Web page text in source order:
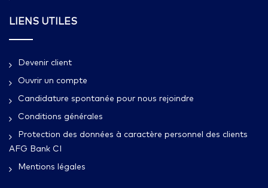
LIENS UTILES
Devenir client
Ouvrir un compte
Candidature spontanée pour nous rejoindre
Conditions générales
Protection des données à caractère personnel des clients
AFG Bank CI
Mentions légales